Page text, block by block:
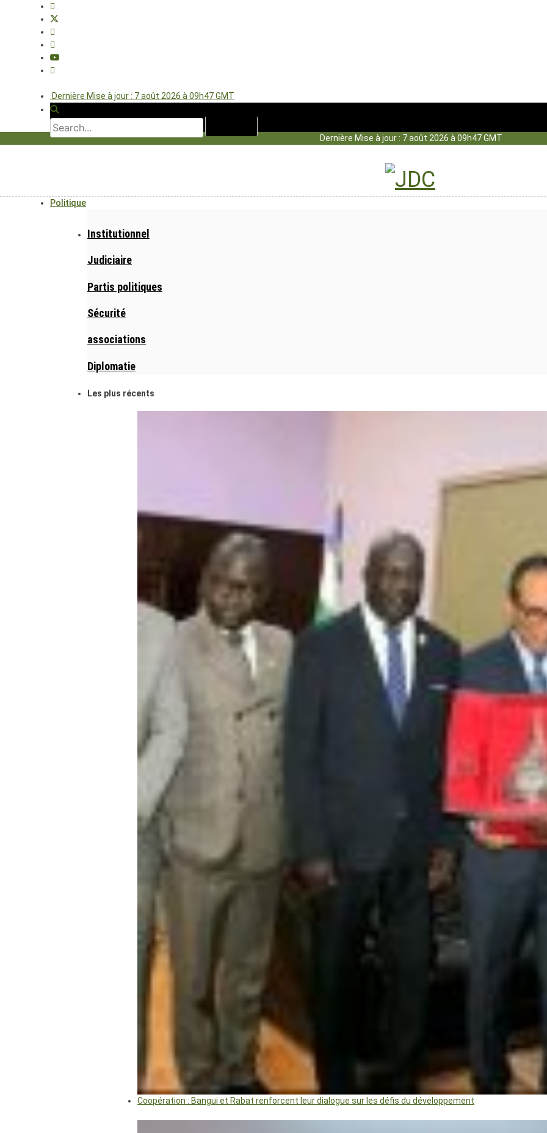
Dernière Mise à jour : 7 août 2026 à 09h47 GMT
Dernière Mise à jour : 7 août 2026 à 09h47 GMT
Politique
Institutionnel
Judiciaire
Partis politiques
Sécurité
associations
Diplomatie
Les plus récents
Coopération : Bangui et Rabat renforcent leur dialogue sur les défis du développement